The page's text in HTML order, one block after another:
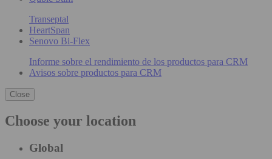
Transeptal
HeartSpan
Senovo Bi-Flex
Informe sobre el rendimiento de los productos para CRM
Avisos sobre productos para CRM
Close
Choose your location
Global